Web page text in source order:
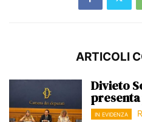
ARTICOLI
Divieto
presenta
IN EVIDENZA